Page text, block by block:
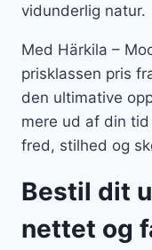
vidunderlig natur.
Med Härkila –
prisklassen pris
den ultimative
mere ud af din
fred, stilhed og
Bestil dit
nettet og